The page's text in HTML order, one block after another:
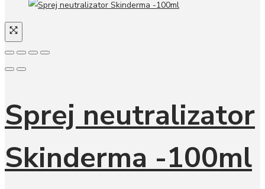
Sprej neutralizator
Skinderma -100ml